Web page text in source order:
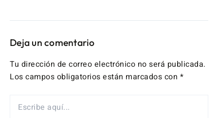
Deja un comentario
Tu dirección de correo electrónico no será publicada.
Los campos obligatorios están marcados con *
AQUÍ...